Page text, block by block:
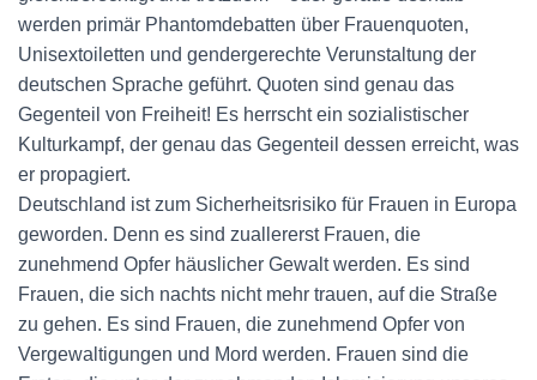
werden primär Phantomdebatten über Frauenquoten,
Unisextoiletten und gendergerechte Verunstaltung der
deutschen Sprache geführt. Quoten sind genau das
Gegenteil von Freiheit! Es herrscht ein sozialistischer
Kulturkampf, der genau das Gegenteil dessen erreicht, was
er propagiert.
Deutschland ist zum Sicherheitsrisiko für Frauen in Europa
geworden. Denn es sind zuallererst Frauen, die
zunehmend Opfer häuslicher Gewalt werden. Es sind
Frauen, die sich nachts nicht mehr trauen, auf die Straße
zu gehen. Es sind Frauen, die zunehmend Opfer von
Vergewaltigungen und Mord werden. Frauen sind die